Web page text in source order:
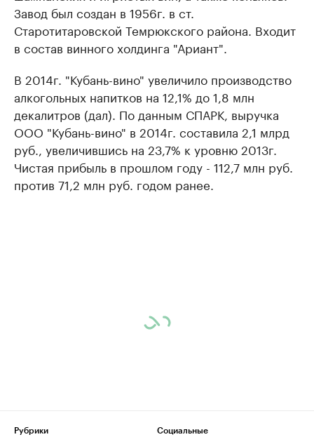
Завод был создан в 1956г. в ст.
Старотитаровской Темрюкского района. Входит
в состав винного холдинга "Ариант".
В 2014г. "Кубань-вино" увеличило производство
алкогольных напитков на 12,1% до 1,8 млн
декалитров (дал). По данным СПАРК, выручка
ООО "Кубань-вино" в 2014г. составила 2,1 млрд
руб., увеличившись на 23,7% к уровню 2013г.
Чистая прибыль в прошлом году - 112,7 млн руб.
против 71,2 млн руб. годом ранее.
Рубрики
Социальные